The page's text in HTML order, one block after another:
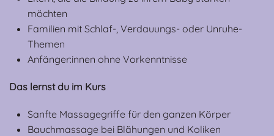
möchten
Familien mit Schlaf-, Verdauungs- oder Unruhe-
Themen
Anfänger:innen ohne Vorkenntnisse
Das lernst du im Kurs
Sanfte Massagegriffe für den ganzen Körper
Bauchmassage bei Blähungen und Koliken